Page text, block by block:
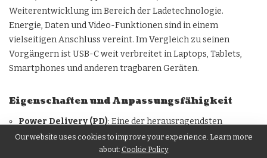
Weiterentwicklung im Bereich der Ladetechnologie.
Energie, Daten und Video-Funktionen sind in einem
vielseitigen Anschluss vereint. Im Vergleich zu seinen
Vorgängern ist USB-C weit verbreitet in Laptops, Tablets,
Smartphones und anderen tragbaren Geräten.
Eigenschaften und Anpassungsfähigkeit
Power Delivery (PD): Eine der herausragendsten
Eigenschaften von USB-C Ladegeräten ist Power Delivery,
oder PD. Durch die Bereitstellung höherer Leistungsstufen
Our website uses cookies to improve your experience. Learn more
about: Cookie Policy